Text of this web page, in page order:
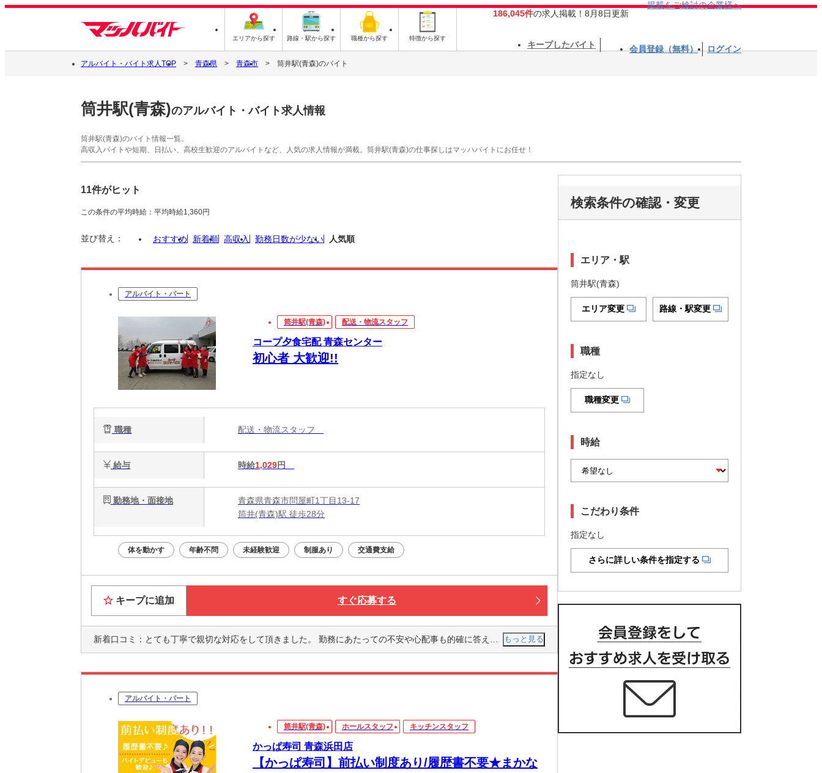
エリアから探す 路線・駅から探す 職種から探す 特徴から探す
186,045件の求人掲載！8月8日更新
掲載をご検討の企業様へ
キープしたバイト 会員登録（無料） ログイン
アルバイト・バイト求人TOP 青森県 青森市 筒井駅(青森)のバイト
筒井駅(青森)のアルバイト・バイト求人情報
筒井駅(青森)のバイト情報一覧。
高収入バイトや短期、日払い、高校生歓迎のアルバイトなど、人気の求人情報が満載。筒井駅(青森)の仕事探しはマッハバイトにお任せ！
11件がヒット
この条件の平均時給：平均時給1,360円
並び替え： おすすめ 新着順 高収入 勤務日数が少ない 人気順
アルバイト・パート
筒井駅(青森) 配送・物流スタッフ
コープ夕食宅配 青森センター
初心者 大歓迎!!
職種 配送・物流スタッフ
給与 時給1,029円
勤務地・面接地
青森県青森市問屋町1丁目13-17
筒井(青森)駅 徒歩28分
体を動かす 年齢不問 未経験歓迎 制服あり 交通費支給
キープに追加 すぐ応募する
新着口コミ： とても丁寧で親切な対応をして頂きました。 勤務にあたっての不安や心配事も的確に答えて頂き安心して勤められそうです。 もっと見る
アルバイト・パート
筒井駅(青森) ホールスタッフ キッチンスタッフ
かっぱ寿司 青森浜田店
【かっぱ寿司】前払い制度あり/履歴書不要★まかな
検索条件の確認・変更
エリア・駅
筒井駅(青森)
エリア変更 路線・駅変更
職種
指定なし
職種変更
時給
こだわり条件
指定なし
さらに詳しい条件を指定する